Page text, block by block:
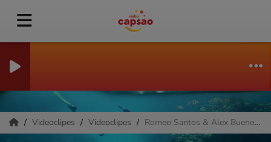
Videoclipes Videoclipes Romeo Santos & Alex Bueno - Nuestro Amor